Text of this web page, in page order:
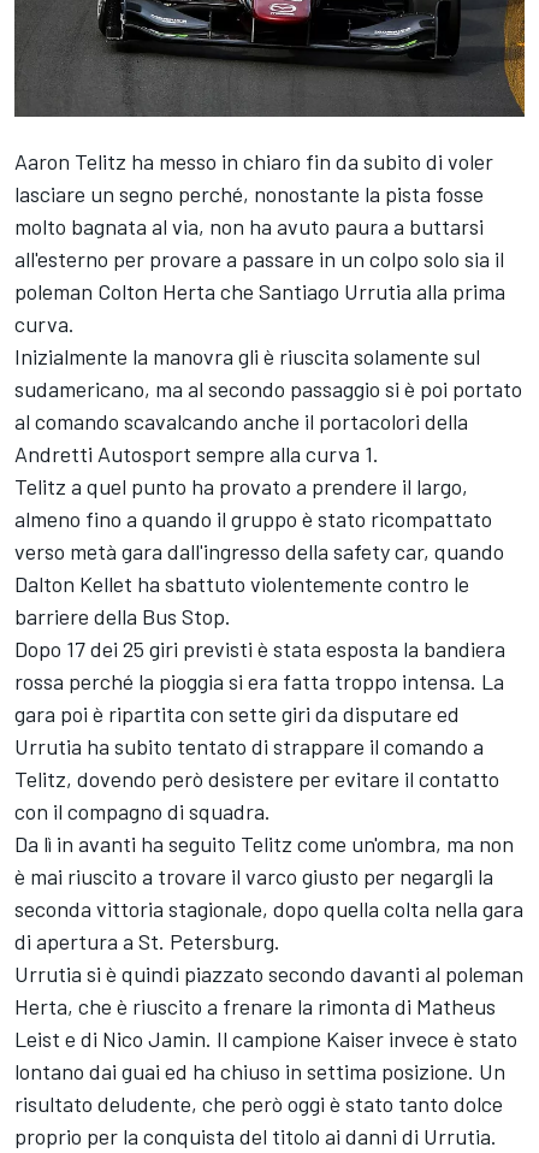
Aaron Telitz ha messo in chiaro fin da subito di voler
lasciare un segno perché, nonostante la pista fosse
molto bagnata al via, non ha avuto paura a buttarsi
all'esterno per provare a passare in un colpo solo sia il
poleman Colton Herta che Santiago Urrutia alla prima
curva.
Inizialmente la manovra gli è riuscita solamente sul
sudamericano, ma al secondo passaggio si è poi portato
al comando scavalcando anche il portacolori della
Andretti Autosport sempre alla curva 1.
Telitz a quel punto ha provato a prendere il largo,
almeno fino a quando il gruppo è stato ricompattato
verso metà gara dall'ingresso della safety car, quando
Dalton Kellet ha sbattuto violentemente contro le
barriere della Bus Stop.
Dopo 17 dei 25 giri previsti è stata esposta la bandiera
rossa perché la pioggia si era fatta troppo intensa. La
gara poi è ripartita con sette giri da disputare ed
Urrutia ha subito tentato di strappare il comando a
Telitz, dovendo però desistere per evitare il contatto
con il compagno di squadra.
Da lì in avanti ha seguito Telitz come un'ombra, ma non
è mai riuscito a trovare il varco giusto per negargli la
seconda vittoria stagionale, dopo quella colta nella gara
di apertura a St. Petersburg.
Urrutia si è quindi piazzato secondo davanti al poleman
Herta, che è riuscito a frenare la rimonta di Matheus
Leist e di Nico Jamin. Il campione Kaiser invece è stato
lontano dai guai ed ha chiuso in settima posizione. Un
risultato deludente, che però oggi è stato tanto dolce
proprio per la conquista del titolo ai danni di Urrutia.